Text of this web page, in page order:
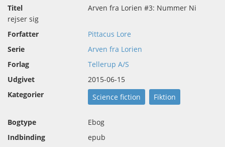
Titel
Arven fra Lorien #3: Nummer Ni
rejser sig
Forfatter
Pittacus Lore
Serie
Arven fra Lorien
Forlag
Tellerup A/S
Udgivet
2015-06-15
Kategorier
Science fiction Fiktion
Bogtype
Ebog
Indbinding
epub